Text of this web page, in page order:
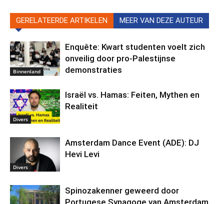
GERELATEERDE ARTIKELEN MEER VAN DEZE AUTEUR
Binnenland
Enquête: Kwart studenten voelt zich
onveilig door pro-Palestijnse
demonstraties
Divers
Israël vs. Hamas: Feiten, Mythen en
Realiteit
Divers
Amsterdam Dance Event (ADE): DJ
Hevi Levi
Spinozakenner geweerd door
Portugese Synagoge van Amsterdam